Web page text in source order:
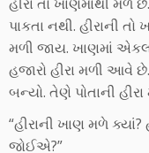
પાકતા નથી. હીરાની તો
મળી જાય. ખાણમાં એકલ
હજારો હીરા મળી આવે
બન્યો. તેણે પોતાની
“હીરાની ખાણ મળે
જોઈએ?”